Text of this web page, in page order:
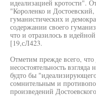
идеализацией кротости".
"Короленко и
гуманистических и
содержании своего
что и отразилось в
[19,сЛ423.
Отметим прежде всего, что
несостоятельность
будто бы
сомнительным и
произведений